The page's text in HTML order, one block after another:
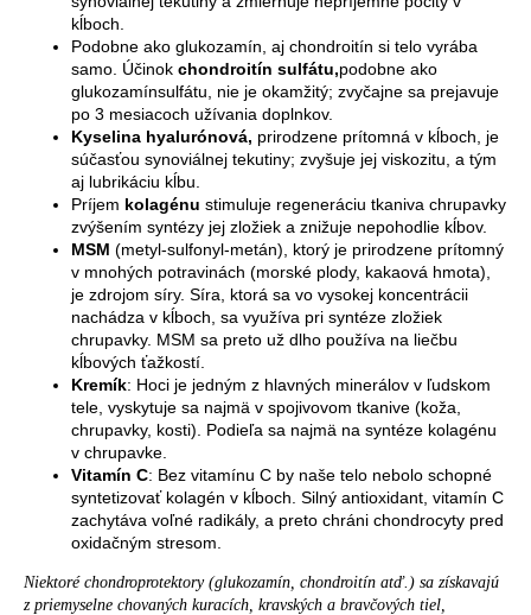
kĺboch.
Podobne ako glukozamín, aj chondroitín si telo vyrába
samo. Účinok chondroitín sulfátu,podobne ako
glukozamínsulfátu, nie je okamžitý; zvyčajne sa prejavuje
po 3 mesiacoch užívania doplnkov.
Kyselina hyalurónová, prirodzene prítomná v kĺboch, je
súčasťou synoviálnej tekutiny; zvyšuje jej viskozitu, a tým
aj lubrikáciu kĺbu.
Príjem kolagénu stimuluje regeneráciu tkaniva chrupavky
zvýšením syntézy jej zložiek a znižuje nepohodlie kĺbov.
MSM (metyl-sulfonyl-metán), ktorý je prirodzene prítomný
v mnohých potravinách (morské plody, kakaová hmota),
je zdrojom síry. Síra, ktorá sa vo vysokej koncentrácii
nachádza v kĺboch, sa využíva pri syntéze zložiek
chrupavky. MSM sa preto už dlho používa na liečbu
kĺbových ťažkostí.
Kremík: Hoci je jedným z hlavných minerálov v ľudskom
tele, vyskytuje sa najmä v spojivovom tkanive (koža,
chrupavky, kosti). Podieľa sa najmä na syntéze kolagénu
v chrupavke.
Vitamín C: Bez vitamínu C by naše telo nebolo schopné
syntetizovať kolagén v kĺboch. Silný antioxidant, vitamín C
zachytáva voľné radikály, a preto chráni chondrocyty pred
oxidačným stresom.
Niektoré chondroprotektory (glukozamín, chondroitín atď.) sa získavajú
z priemyselne chovaných kuracích, kravských a bravčových tiel,